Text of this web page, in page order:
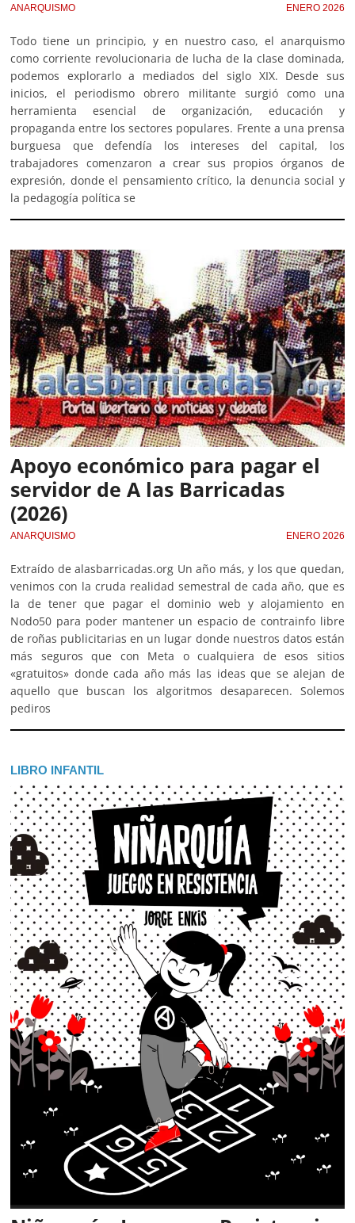
ANARQUISMO ENERO 2026
Todo tiene un principio, y en nuestro caso, el anarquismo
como corriente revolucionaria de lucha de la clase dominada,
podemos explorarlo a mediados del siglo XIX. Desde sus
inicios, el periodismo obrero militante surgió como una
herramienta esencial de organización, educación y
propaganda entre los sectores populares. Frente a una prensa
burguesa que defendía los intereses del capital, los
trabajadores comenzaron a crear sus propios órganos de
expresión, donde el pensamiento crítico, la denuncia social y
la pedagogía política se
Apoyo económico para pagar el
servidor de A las Barricadas
(2026)
ANARQUISMO ENERO 2026
Extraído de alasbarricadas.org Un año más, y los que quedan,
venimos con la cruda realidad semestral de cada año, que es
la de tener que pagar el dominio web y alojamiento en
Nodo50 para poder mantener un espacio de contrainfo libre
de roñas publicitarias en un lugar donde nuestros datos están
más seguros que con Meta o cualquiera de esos sitios
«gratuitos» donde cada año más las ideas que se alejan de
aquello que buscan los algoritmos desaparecen. Solemos
pediros
LIBRO INFANTIL